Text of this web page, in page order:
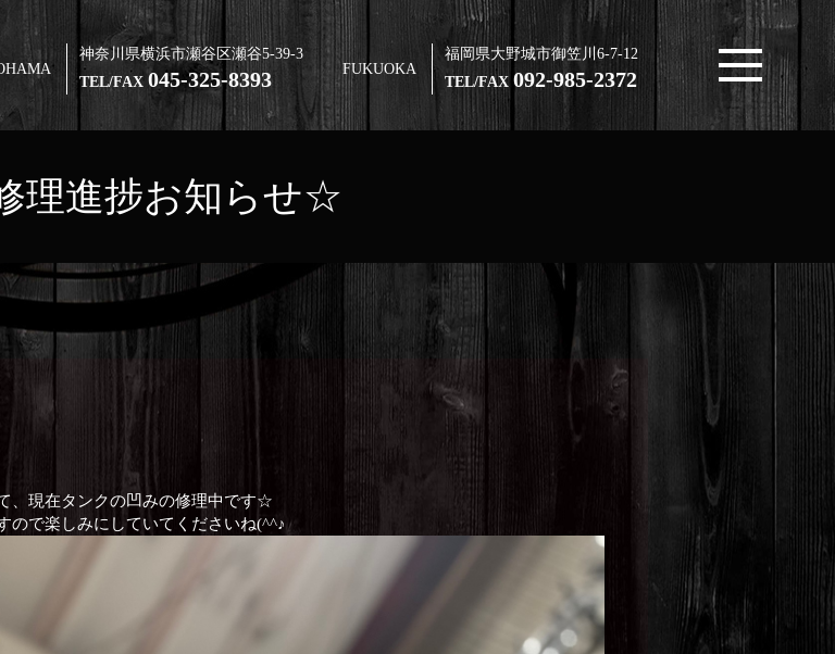
神奈川県横浜市瀬谷区瀬谷5-39-3
TEL/FAX045-325-8393 FUKUOKA
福岡県大野城市御笠川6-7-12
TEL/FAX 092-985-2372
理進捗お知らせ☆
、現在タンクの凹みの修理中です☆
ので楽しみにしていてくださいね(^^♪